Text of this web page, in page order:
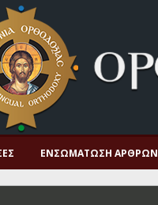
ΕΝΣΩΜΆΤΩΣΗ ΆΡΘΡΩΝ